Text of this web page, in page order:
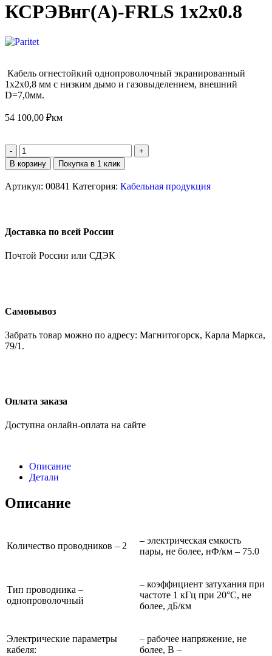
КСРЭВнг(А)-FRLS 1х2х0.8
Кабель огнестойкий однопроволочный экранированный
1х2х0,8 мм с низким дымо и газовыделением, внешний
D=7,0мм.
54 100,00 ₽км
В корзину Покупка в 1 клик
Артикул: 00841 Категория: Кабельная продукция
Доставка по всей России
Почтой России или СДЭК
Самовывоз
Забрать товар можно по адресу: Магнитогорск, Карла Маркса,
79/1.
Оплата заказа
Доступна онлайн-оплата на сайте
Описание
Детали
Описание
Количество проводников – 2
– электрическая емкость
пары, не более, нФ/км – 75.0
Тип проводника –
однопроволочный
– коэффициент затухания при
частоте 1 кГц при 20°С, не
более, дБ/км
Электрические параметры
кабеля:
– рабочее напряжение, не
более, В –